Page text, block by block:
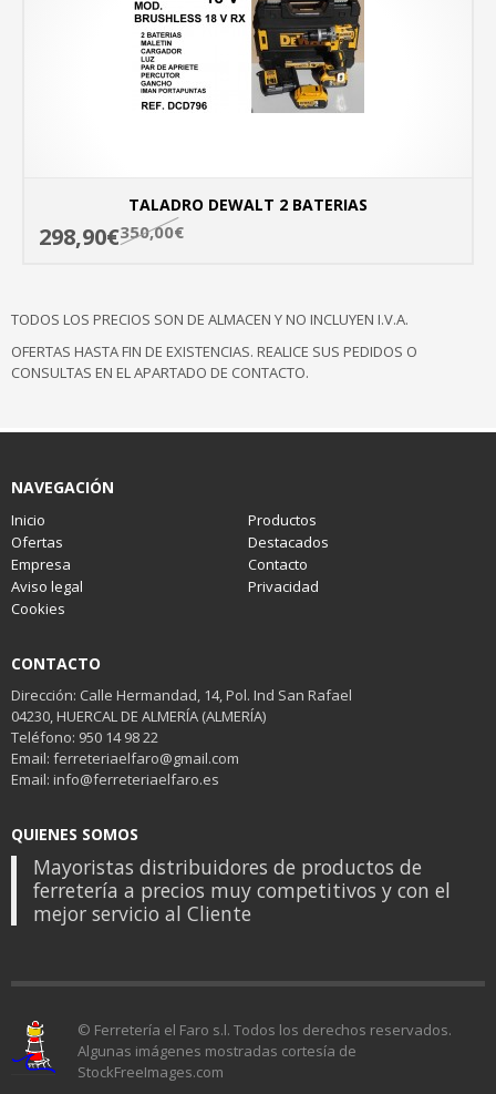
TALADRO DEWALT 2 BATERIAS
298,90€350,00€
TODOS LOS PRECIOS SON DE ALMACEN Y NO INCLUYEN I.V.A.
OFERTAS HASTA FIN DE EXISTENCIAS. REALICE SUS PEDIDOS O
CONSULTAS EN EL APARTADO DE CONTACTO.
NAVEGACIÓN
Inicio
Productos
Ofertas
Destacados
Empresa
Contacto
Aviso legal
Privacidad
Cookies
CONTACTO
Dirección: Calle Hermandad, 14, Pol. Ind San Rafael
04230, HUERCAL DE ALMERÍA (ALMERÍA)
Teléfono: 950 14 98 22
Email: ferreteriaelfaro@gmail.com
Email: info@ferreteriaelfaro.es
QUIENES SOMOS
Mayoristas distribuidores de productos de
ferretería a precios muy competitivos y con el
mejor servicio al Cliente
© Ferretería el Faro s.l. Todos los derechos reservados.
Algunas imágenes mostradas cortesía de
StockFreeImages.com